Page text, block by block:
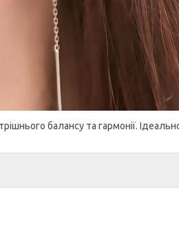
балансу та гармонії.